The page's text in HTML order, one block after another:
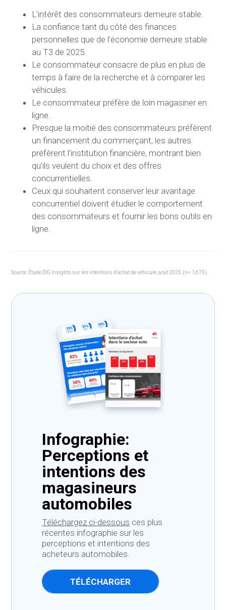
L’intérêt des consommateurs demeure stable.
La confiance tant du côté des finances
personnelles que de l’économie demeure stable
au T3 de 2025.
Le consommateur consacre de plus en plus de
temps à faire de la recherche et à comparer les
véhicules.
Le consommateur préfère de loin magasiner en
ligne.
Presque la moitié des consommateurs préfèrent
un financement du commerçant, les autres
préfèrent l’institution financière, montrant bien
qu’ils veulent du choix et des offres
concurrentielles.
Ceux qui souhaitent conserver leur avantage
concurrentiel doivent étudier le comportement
des consommateurs et fournir les bons outils en
ligne.
Source: Étude DIG Insights sur les intentions d’achat de véhicule, août 2025, (n= 1,675).
Infographie:
Perceptions et
intentions des
magasineurs
automobiles
Téléchargez ci-dessous ces plus
récentes infographie sur les
perceptions et intentions des
acheteurs automobiles.
TÉLÉCHARGER